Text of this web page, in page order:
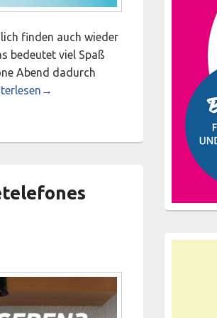
finden auch wieder
bedeutet viel Spaß
Abend dadurch
ist hier!“ auf den Stadt- und
→